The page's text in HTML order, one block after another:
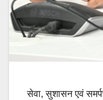
सेवा, सुशासन एवं